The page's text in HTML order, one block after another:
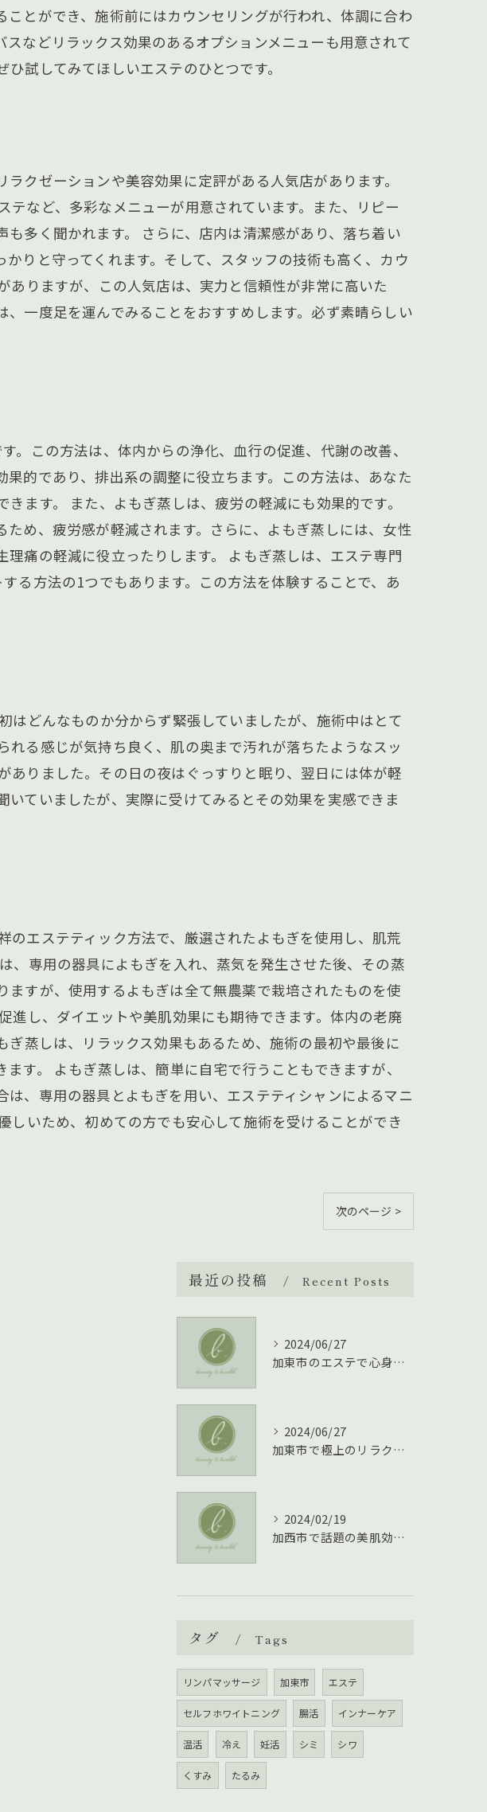
とができ、施術前にはカウンセリングが行われ、体調に合わ
などリラックス効果のあるオプションメニューも用意されて
試してみてほしいエステのひとつです。
クゼーションや美容効果に定評がある人気店があります。
など、多彩なメニューが用意されています。また、リピー
多く聞かれます。 さらに、店内は清潔感があり、落ち着い
りと守ってくれます。そして、スタッフの技術も高く、カウ
ありますが、この人気店は、実力と信頼性が非常に高いた
一度足を運んでみることをおすすめします。必ず素晴らしい
。この方法は、体内からの浄化、血行の促進、代謝の改善、
的であり、排出系の調整に役立ちます。この方法は、あなた
ます。 また、よもぎ蒸しは、疲労の軽減にも効果的です。
め、疲労感が軽減されます。さらに、よもぎ蒸しには、女性
痛の軽減に役立ったりします。 よもぎ蒸しは、エステ専門
る方法の1つでもあります。この方法を体験することで、あ
はどんなものか分からず緊張していましたが、施術中はとて
る感じが気持ち良く、肌の奥まで汚れが落ちたようなスッ
りました。その日の夜はぐっすりと眠り、翌日には体が軽
ていましたが、実際に受けてみるとその効果を実感できま
エステティック方法で、厳選されたよもぎを使用し、肌荒
、専用の器具によもぎを入れ、蒸気を発生させた後、その蒸
すが、使用するよもぎは全て無農薬で栽培されたものを使
進し、ダイエットや美肌効果にも期待できます。体内の老廃
蒸しは、リラックス効果もあるため、施術の最初や最後に
す。 よもぎ蒸しは、簡単に自宅で行うこともできますが、
、専用の器具とよもぎを用い、エステティシャンによるマニ
いため、初めての方でも安心して施術を受けることができ
次のページ >
最近の投稿 Recent Posts
2024/06/27
加東市のエステで心身をリフレッシュする方法
2024/06/27
加東市で極上のリラクゼーションを体験！エステの魅力とは
2024/02/19
加西市で話題の美肌効果！よもぎ蒸しで理想の美顔を手に入れる方法
タグ Tags
リンパマッサージ 加東市 エステ
セルフホワイトニング 腸活 インナーケア
温活 冷え 妊活 シミ シワ
くすみ たるみ